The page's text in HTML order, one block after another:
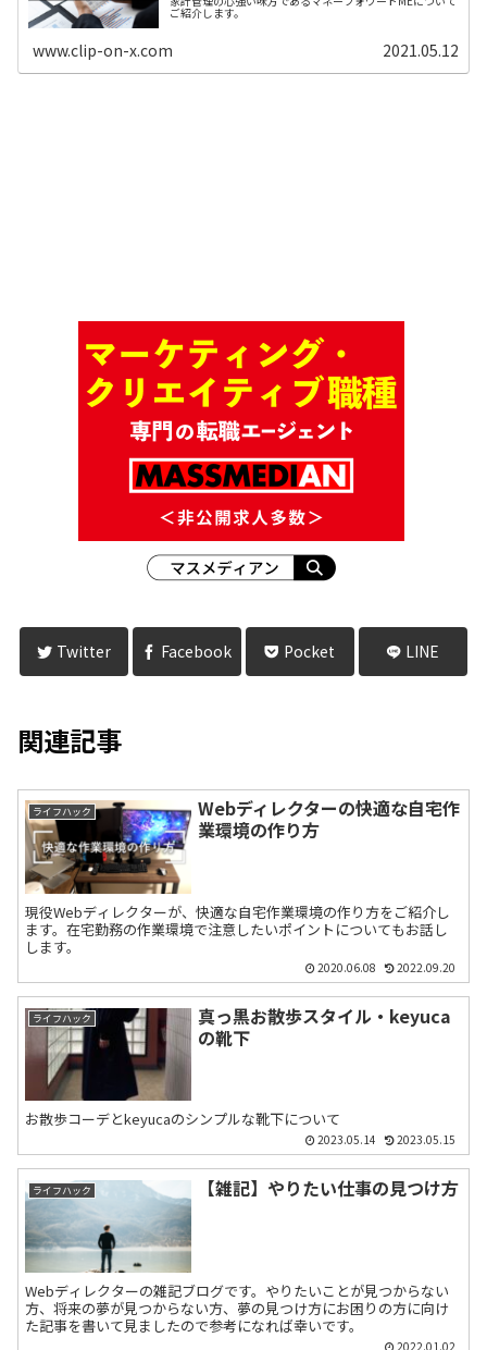
ご紹介します。
www.clip-on-x.com 2021.05.12
Twitter Facebook Pocket LINE
関連記事
ライフハック
Webディレクターの快適な自宅作
業環境の作り方
現役Webディレクターが、快適な自宅作業環境の作り方をご紹介し
ます。在宅勤務の作業環境で注意したいポイントについてもお話し
します。
2020.06.08 2022.09.20
ライフハック
真っ黒お散歩スタイル・keyuca
の靴下
お散歩コーデとkeyucaのシンプルな靴下について
2023.05.14 2023.05.15
ライフハック 【雑記】やりたい仕事の見つけ方
Webディレクターの雑記ブログです。やりたいことが見つからない
方、将来の夢が見つからない方、夢の見つけ方にお困りの方に向け
た記事を書いて見ましたので参考になれば幸いです。
2022.01.02